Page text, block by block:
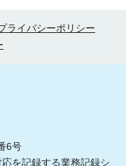
ライバシーポリシー
6号
を記録する業務記録シ